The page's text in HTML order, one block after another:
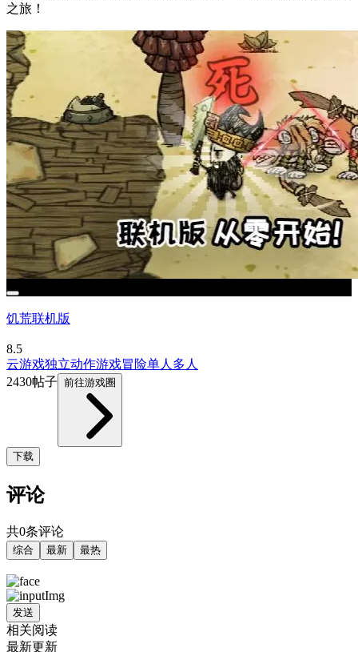
之旅！
饥荒联机版
8.5
云游戏独立动作游戏冒险单人 多人
2430帖子 前往游戏圈
下载
评论
共0条评论
综合 最新 最热
发送
相关阅读
最新更新